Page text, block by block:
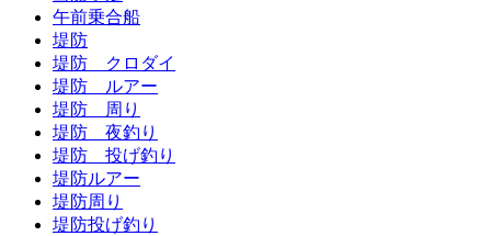
午前乗合船
堤防
堤防 クロダイ
堤防 ルアー
堤防 周り
堤防 夜釣り
堤防 投げ釣り
堤防ルアー
堤防周り
堤防投げ釣り